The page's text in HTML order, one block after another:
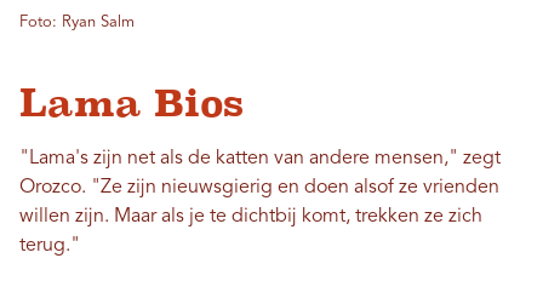
Foto: Ryan Salm
Lama Bios
"Lama's zijn net als de katten van andere mensen," zegt
Orozco. "Ze zijn nieuwsgierig en doen alsof ze vrienden
willen zijn. Maar als je te dichtbij komt, trekken ze zich
terug."